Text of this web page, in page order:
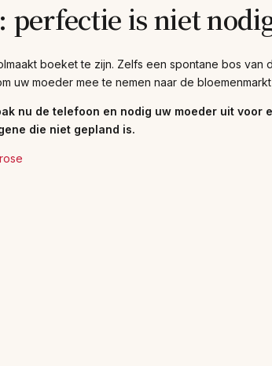
perfectie is niet
boeket te zijn. Zelfs een spontane bos van
uw moeder mee te nemen naar de
nu de telefoon en nodig uw moeder uit
die niet gepland is.